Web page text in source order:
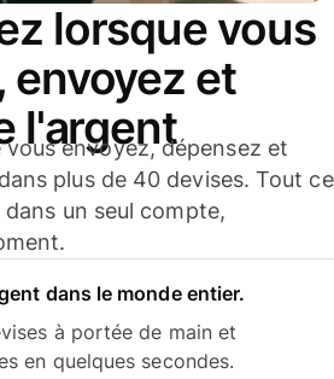
lorsque vous
envoyez et
l'argent
envoyez, dépensez et
plus de 40 devises. Tout ce
un seul compte,
dans le monde entier.
à portée de main et
en quelques secondes.